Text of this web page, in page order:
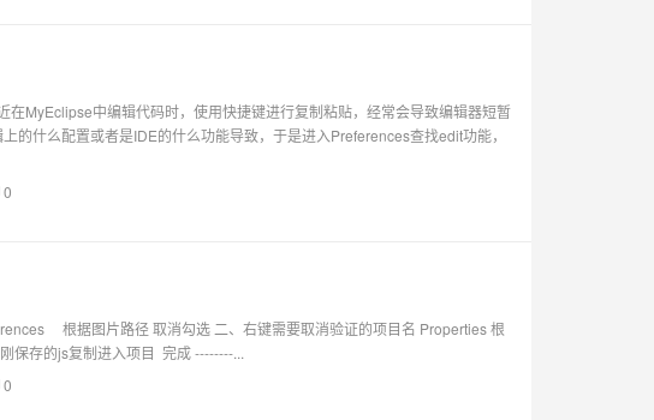
MyEclipse中编辑代码时，使用快捷键进行复制粘贴，经常会导致编辑器短暂
的什么配置或者是IDE的什么功能导致，于是进入Preferences查找edit功能，
0
根据图片路径 取消勾选 二、右键需要取消验证的项目名 Properties 根
保存的js复制进入项目 完成 --------...
0